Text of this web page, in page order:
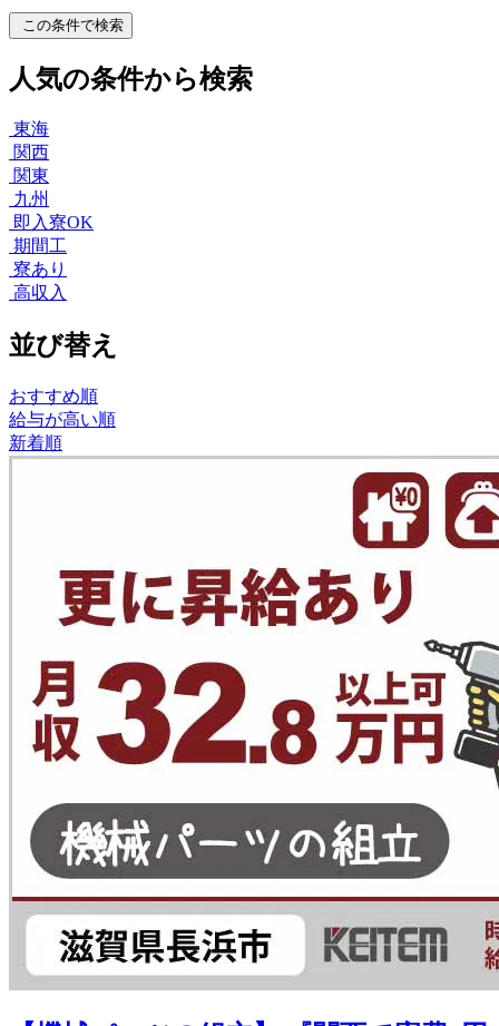
この条件で検索
人気の条件から検索
東海
関西
関東
九州
即入寮OK
期間工
寮あり
高収入
並び替え
おすすめ順
給与が高い順
新着順